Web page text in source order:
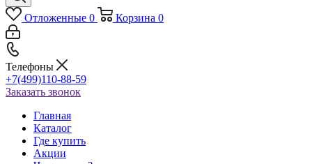
Отложенные 0 Корзина 0
Телефоны
+7(499)110-88-59
Заказать звонок
Главная
Каталог
Где купить
Акции